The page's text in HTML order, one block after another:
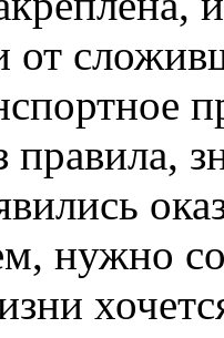
от
правила,
нужно